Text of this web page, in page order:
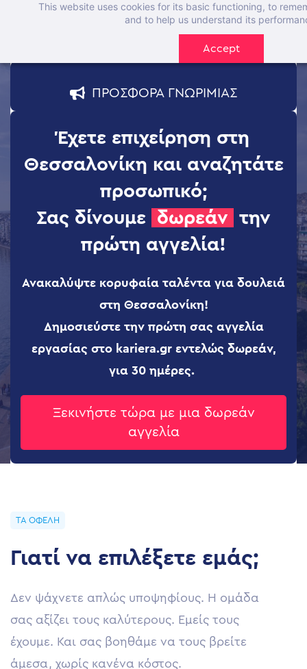
This website uses cookies for its basic functioning, to
and to help us understand its
Accept
ΠΡΟΣΦΟΡΑ ΓΝΩΡΙΜΙΑΣ
Έχετε επιχείρηση στη
Θεσσαλονίκη και αναζητάτε
προσωπικό;
Σας δίνουμε
δωρεάν
την
πρώτη αγγελία!
Ανακαλύψτε κορυφαία ταλέντα για δουλειά
στη Θεσσαλονίκη!
Δημοσιεύστε την πρώτη σας αγγελία
εργασίας στο kariera.gr εντελώς δωρεάν,
για 30 ημέρες.
Ξεκινήστε τώρα με μια δωρεάν
αγγελία
ΤΑ ΟΦΈΛΗ
Γιατί να επιλέξετε εμάς;
Δεν ψάχνετε απλώς υποψηφίους. Η ομάδα
σας αξίζει τους καλύτερους. Εμείς τους
έχουμε. Και σας βοηθάμε να τους βρείτε
άμεσα, χωρίς κανένα κόστος.